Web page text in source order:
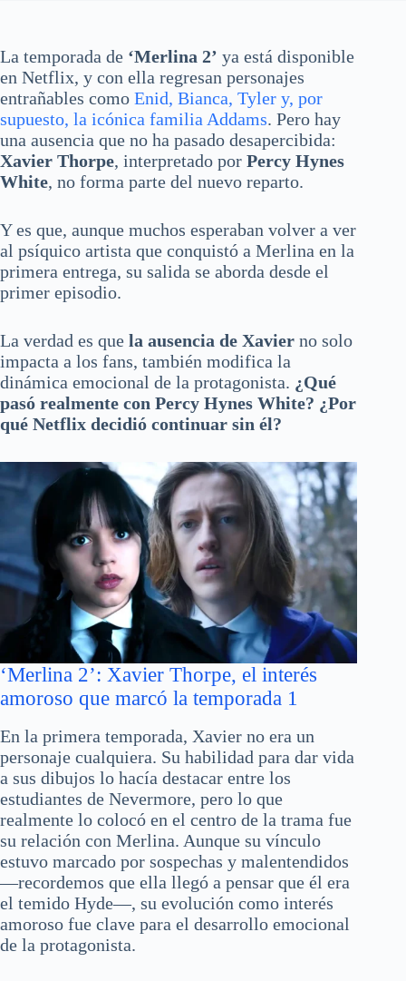
La temporada de ‘Merlina 2’ ya está disponible
en Netflix, y con ella regresan personajes
entrañables como Enid, Bianca, Tyler y, por
supuesto, la icónica familia Addams. Pero hay
una ausencia que no ha pasado desapercibida:
Xavier Thorpe, interpretado por Percy Hynes
White, no forma parte del nuevo reparto.
Y es que, aunque muchos esperaban volver a ver
al psíquico artista que conquistó a Merlina en la
primera entrega, su salida se aborda desde el
primer episodio.
La verdad es que la ausencia de Xavier no solo
impacta a los fans, también modifica la
dinámica emocional de la protagonista. ¿Qué
pasó realmente con Percy Hynes White? ¿Por
qué Netflix decidió continuar sin él?
‘Merlina 2’: Xavier Thorpe, el interés
amoroso que marcó la temporada 1
En la primera temporada, Xavier no era un
personaje cualquiera. Su habilidad para dar vida
a sus dibujos lo hacía destacar entre los
estudiantes de Nevermore, pero lo que
realmente lo colocó en el centro de la trama fue
su relación con Merlina. Aunque su vínculo
estuvo marcado por sospechas y malentendidos
—recordemos que ella llegó a pensar que él era
el temido Hyde—, su evolución como interés
amoroso fue clave para el desarrollo emocional
de la protagonista.